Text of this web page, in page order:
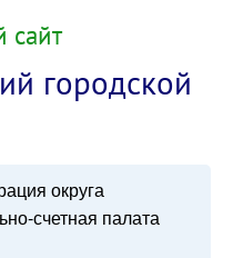
сайт
городской
округа
счетная палата